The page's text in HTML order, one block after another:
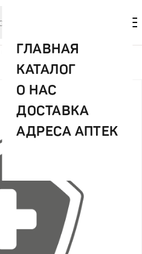
ГЛАВНАЯ
КАТАЛОГ
О НАС
ДОСТАВКА
АДРЕСА АПТЕК
/ Премиал бумаж.платочки лимон